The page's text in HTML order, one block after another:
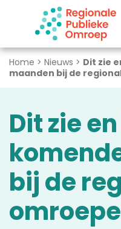
Naar hoofdinhoud
Home > Nieuws > Dit zie
maanden bij de
Dit zie
bij de